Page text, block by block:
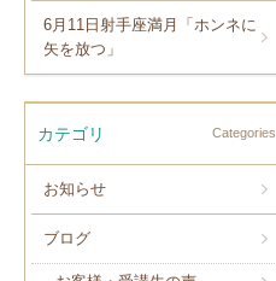
6月11日射手座満月「ホンネに
矢を放つ」
カテゴリ Categories
お知らせ
ブログ